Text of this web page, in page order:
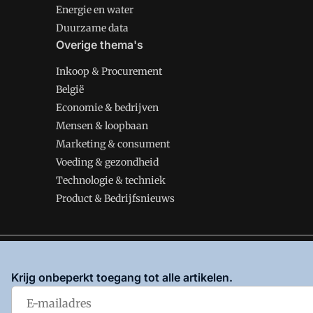
Energie en water
Duurzame data
Overige thema's
Inkoop & Procurement
België
Economie & bedrijven
Mensen & loopbaan
Marketing & consument
Voeding & gezondheid
Technologie & techniek
Product & Bedrijfsnieuws
enPrivacy en Cookie beleid |Privacy instellingen
Krijg onbeperkt toegang tot alle artikelen.